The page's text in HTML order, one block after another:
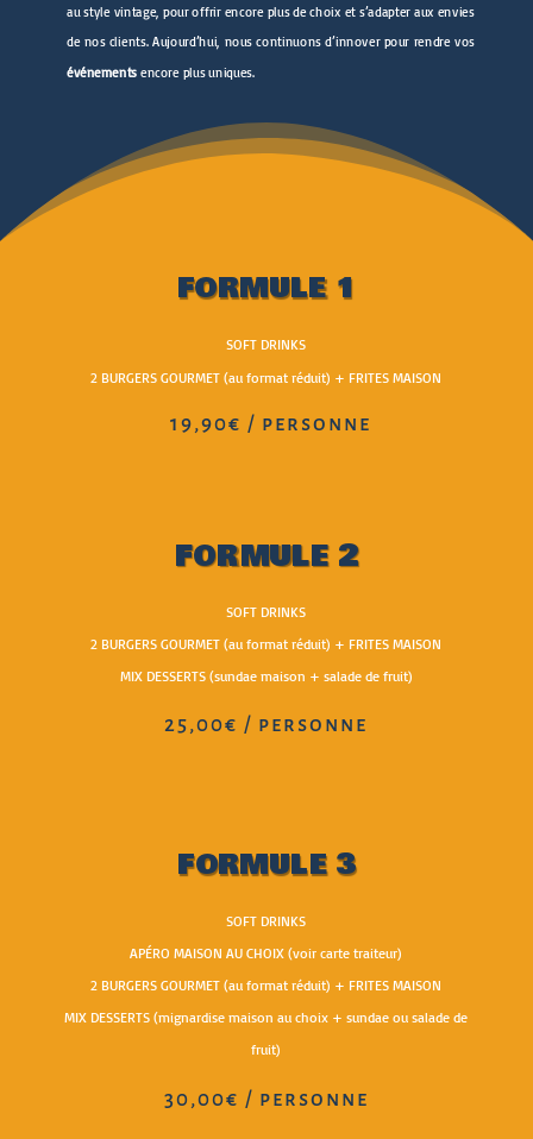
au style vintage, pour offrir encore plus de choix et s’adapter aux envies
de nos clients. Aujourd’hui, nous continuons d’innover pour rendre vos
événementsencore plus uniques.
FORMULE 1
SOFT DRINKS
2 BURGERS GOURMET (au format réduit) + FRITES MAISON
19,90€ / personne
FORMULE 2
SOFT DRINKS
2 BURGERS GOURMET (au format réduit) + FRITES MAISON
MIX DESSERTS (sundae maison + salade de fruit)
25,00€ / personne
FORMULE 3
SOFT DRINKS
APÉRO MAISON AU CHOIX (voir carte traiteur)
2 BURGERS GOURMET (au format réduit) + FRITES MAISON
MIX DESSERTS (mignardise maison au choix + sundae ou salade de
fruit)
30,00€ / personne